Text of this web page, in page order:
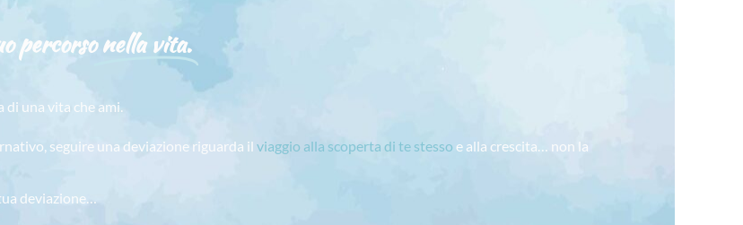
percorso nella vita.
di una vita che ami.
seguire una deviazione riguarda ilviaggio alla scoperta di te stesso e alla crescita… non la
deviazione…